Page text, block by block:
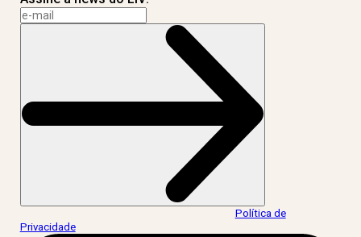
Política de
Privacidade.